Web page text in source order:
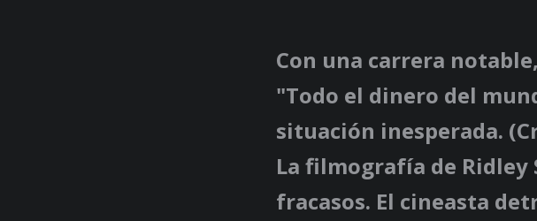
Con una carrera
"Todo el dinero del
situación inesperada.
La filmografía de
fracasos. El cineasta